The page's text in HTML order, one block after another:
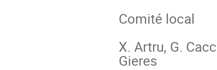
Comité local
X. Artru, G.
Gieres